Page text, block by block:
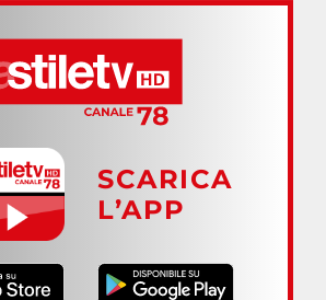
SCARICA
L’APP